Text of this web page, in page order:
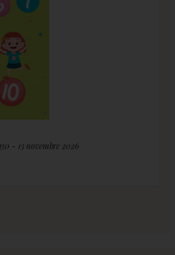
par vendredi 13 novembre à 17h30 - 13 novembre 2026